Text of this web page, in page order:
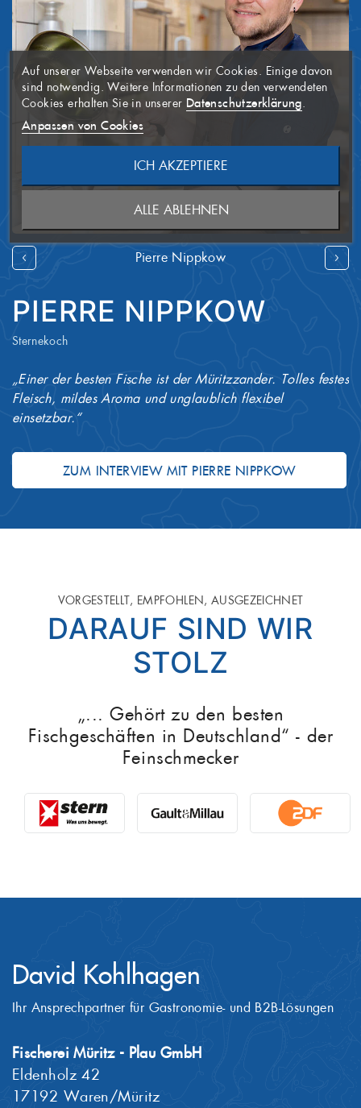
Pierre Nippkow
PIERRE NIPPKOW
Sternekoch
„Einer der besten Fische ist der Müritzzander. Tolles festes
Fleisch, mildes Aroma und unglaublich flexibel
einsetzbar.“
ZUM INTERVIEW MIT PIERRE NIPPKOW
VORGESTELLT, EMPFOHLEN, AUSGEZEICHNET
DARAUF SIND WIR
STOLZ
„... Gehört zu den besten
Fischgeschäften in Deutschland“ - der
Feinschmecker
David Kohlhagen
Ihr Ansprechpartner für Gastronomie- und B2B-Lösungen
Fischerei Müritz - Plau GmbH
Eldenholz 42
17192 Waren/Müritz
AUF MEINE
WUNSCHLISTE
×
((MODALTITLE)) ×
((confirmMessage))
WUNSCHLISTE
ERSTELLEN
×
Name der Wunschliste
ABBRECHEN
WUNSCHLISTE ERSTELLEN
ANMELDEN ×
Sie müssen angemeldet sein, um
Artikel Ihrer Wunschliste
hinzufügen zu können.
ABBRECHEN
ANMELDEN
Auf unserer Webseite verwenden wir Cookies. Einige davon
sind notwendig. Weitere Informationen zu den verwendeten
Cookies erhalten Sie in unserer Datenschutzerklärung
Anpassen von Cookies
ALLE ABLEHNEN
ICH AKZEPTIERE